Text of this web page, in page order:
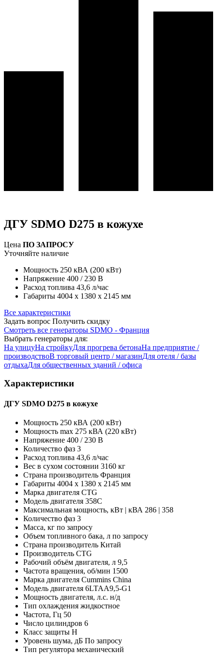
ДГУ SDMO D275 в кожухе
Цена ПО ЗАПРОСУ
Уточняйте наличие
Мощность 250 кВА (200 кВт)
Напряжение 400 / 230 В
Расход топлива 43,6 л/час
Габариты 4004 х 1380 х 2145 мм
Все характеристики
Задать вопрос Получить скидку
Смотреть все генераторы SDMO - Франция
Выбрать генераторы для:
На улицуНа стройкуДля прогрева бетонаНа предприятие /
производствоВ торговый центр / магазинДля отеля / базы
отдыхаДля общественных зданий / офиса
Характеристики
ДГУ SDMO D275 в кожухе
Мощность 250 кВА (200 кВт)
Мощность max 275 кВА (220 кВт)
Напряжение 400 / 230 В
Количество фаз 3
Расход топлива 43,6 л/час
Вес в сухом состоянии 3160 кг
Страна производитель Франция
Габариты 4004 х 1380 х 2145 мм
Марка двигателя CTG
Модель двигателя 358C
Максимальная мощность, кВт | кВА 286 | 358
Количество фаз 3
Масса, кг по запросу
Объем топливного бака, л по запросу
Страна производитель Китай
Производитель CTG
Рабочий объём двигателя, л 9,5
Частота вращения, об/мин 1500
Марка двигателя Cummins China
Модель двигателя 6LTAA9,5-G1
Мощность двигателя, л.с. н/д
Тип охлаждения жидкостное
Частота, Гц 50
Число цилиндров 6
Класс защиты H
Уровень шума, дБ По запросу
Тип регулятора механический